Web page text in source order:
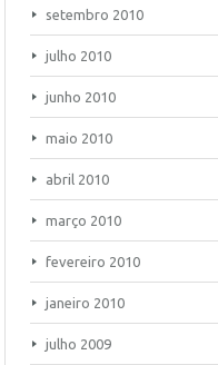
setembro 2010
julho 2010
junho 2010
maio 2010
abril 2010
março 2010
fevereiro 2010
janeiro 2010
julho 2009